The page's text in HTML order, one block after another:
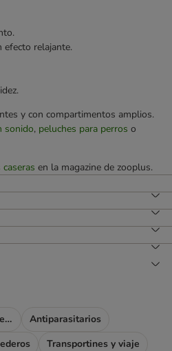
efecto relajante.
y con compartimentos amplios.
sonido, peluches para perros o
en la magazine de zooplus.
Vitaminas y suplementos dietéticos
Antiparasitarios
Transportines y viaje